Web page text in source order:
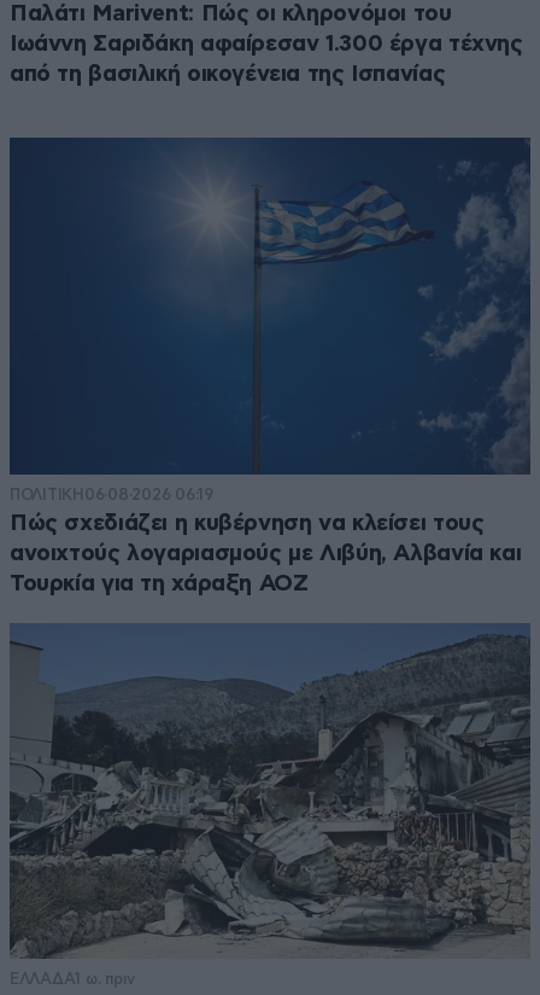
Παλάτι Marivent: Πώς οι κληρονόμοι του
Ιωάννη Σαριδάκη αφαίρεσαν 1.300 έργα τέχνης
από τη βασιλική οικογένεια της Ισπανίας
ΠΟΛΙΤΙΚΗ 06·08·2026 06:19
Πώς σχεδιάζει η κυβέρνηση να κλείσει τους
ανοιχτούς λογαριασμούς με Λιβύη, Αλβανία και
Τουρκία για τη χάραξη ΑΟΖ
ΕΛΛΑΔΑ1 ω. πριν